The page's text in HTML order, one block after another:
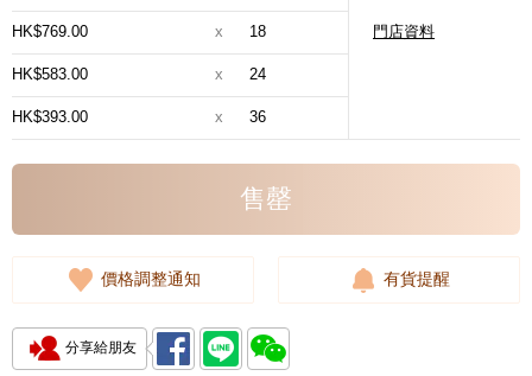
門店資料
HK$769.00 x 18
HK$583.00 x 24
HK$393.00 x 36
售罄
價格調整通知 有貨提醒
分享給朋友